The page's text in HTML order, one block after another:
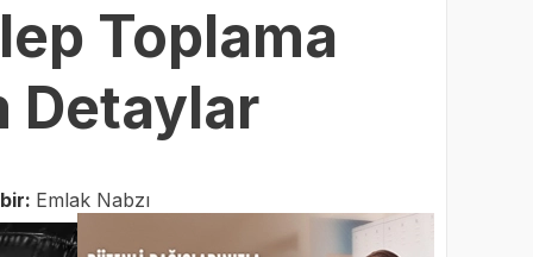
Toplama
Detaylar
Emlak Nabzı